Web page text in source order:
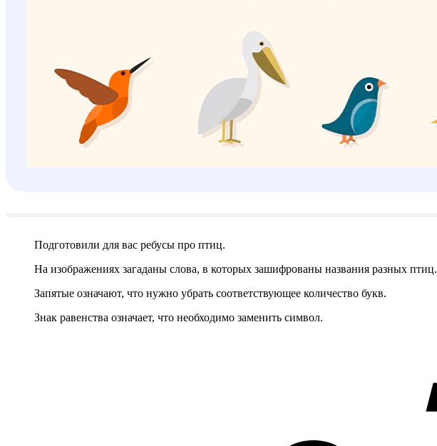
Подготовили для вас ребусы про птиц.
На изображениях загаданы слова, в которых зашифрованы названия разных птиц.
Запятые означают, что нужно убрать соответствующее количество букв.
Знак равенства означает, что необходимо заменить символ.